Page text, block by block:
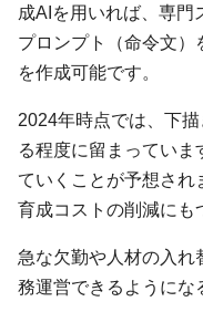
成AIを用いれば、専門
プロンプト（命令文）
を作成可能です。
2024年時点では、下
る程度に留まっていま
ていくことが予想さ
育成コストの削減にも
急な欠勤や人材の入れ
務運営できるようにな